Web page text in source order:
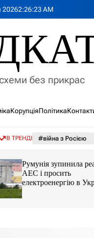
20262:26:25 AM
без прикрас
КорупціяПолітика
В ТРЕНДІ #війна з Росією
Румунія зупинила
АЕС і просить
електроенергію в